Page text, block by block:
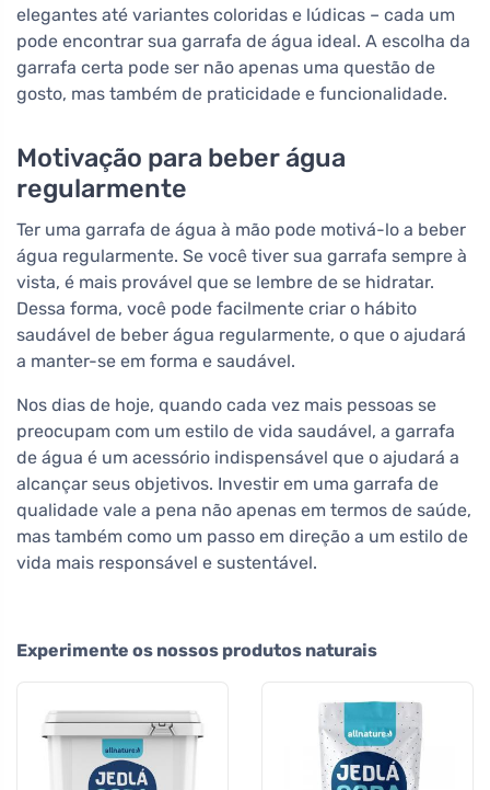
elegantes até variantes coloridas e lúdicas – cada um
pode encontrar sua garrafa de água ideal. A escolha da
garrafa certa pode ser não apenas uma questão de
gosto, mas também de praticidade e funcionalidade.
Motivação para beber água
regularmente
Ter uma garrafa de água à mão pode motivá-lo a beber
água regularmente. Se você tiver sua garrafa sempre à
vista, é mais provável que se lembre de se hidratar.
Dessa forma, você pode facilmente criar o hábito
saudável de beber água regularmente, o que o ajudará
a manter-se em forma e saudável.
Nos dias de hoje, quando cada vez mais pessoas se
preocupam com um estilo de vida saudável, a garrafa
de água é um acessório indispensável que o ajudará a
alcançar seus objetivos. Investir em uma garrafa de
qualidade vale a pena não apenas em termos de saúde,
mas também como um passo em direção a um estilo de
vida mais responsável e sustentável.
Experimente os nossos produtos naturais